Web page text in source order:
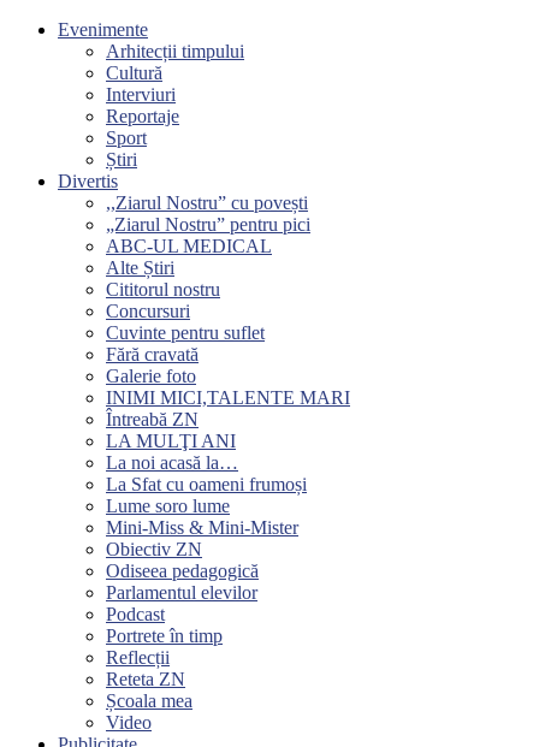
Evenimente
Arhitecții timpului
Cultură
Interviuri
Reportaje
Sport
Știri
Divertis
,,Ziarul Nostru” cu povești
„Ziarul Nostru” pentru pici
ABC-UL MEDICAL
Alte Știri
Cititorul nostru
Concursuri
Cuvinte pentru suflet
Fără cravată
Galerie foto
INIMI MICI,TALENTE MARI
Întreabă ZN
LA MULŢI ANI
La noi acasă la…
La Sfat cu oameni frumoși
Lume soro lume
Mini-Miss & Mini-Mister
Obiectiv ZN
Odiseea pedagogică
Parlamentul elevilor
Podcast
Portrete în timp
Reflecții
Reteta ZN
Școala mea
Video